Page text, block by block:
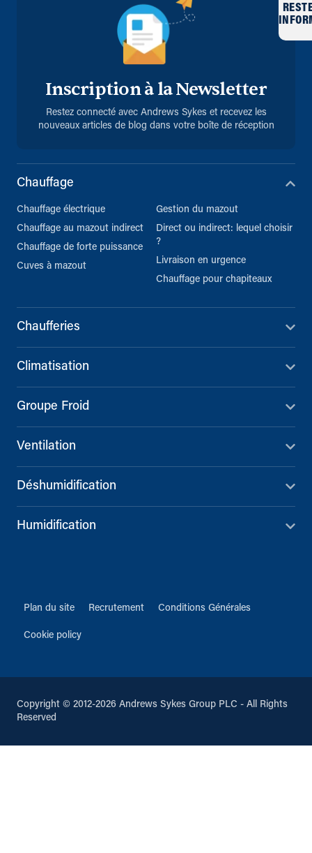
Inscription à la Newsletter
Restez connecté avec Andrews Sykes et recevez les
nouveaux articles de blog dans votre boîte de réception
Chauffage
Chauffage électrique
Chauffage au mazout indirect
Chauffage de forte puissance
Cuves à mazout
Gestion du mazout
Direct ou indirect: lequel choisir
?
Livraison en urgence
Chauffage pour chapiteaux
Chaufferies
Climatisation
Groupe Froid
Ventilation
Déshumidification
Humidification
Plan du site Recrutement Conditions Générales
Cookie policy
Copyright © 2012-2026 Andrews Sykes Group PLC - All Rights
Reserved